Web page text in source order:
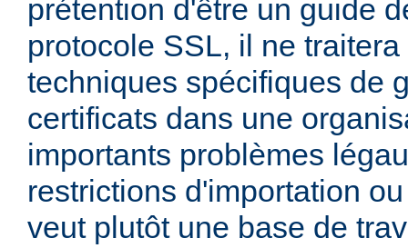
prétention d'être un guide
protocole SSL, il ne
techniques spécifiques de
certificats dans une
importants problèmes
restrictions d'importation
veut plutôt une base de